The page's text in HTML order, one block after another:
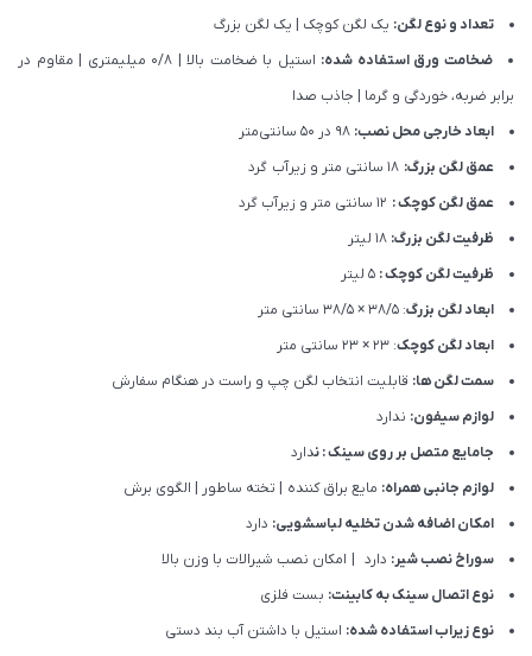
تعداد و نوع لگن: یک لگن کوچک | یک لگن بزرگ
ضخامت ورق استفاده شده:
استیل با ضخامت بالا | 0/8 میلیمتری | مقاوم در
برابر ضربه، خوردگی و گرما | جاذب صدا
ابعاد خارجی محل نصب:
عمق لگن بزرگ:
عمق لگن کوچک :
ظرفیت لگن بزرگ:
ظرفیت لگن کوچک :
ابعاد لگن بزرگ: 38/5 × 38/5 سانتی متر
ابعاد لگن کوچک: 23 × 23 سانتی متر
سمت لگن ها: قابلیت انتخاب لگن چپ و راست در هنگام سفارش
لوازم سیفون: ندارد
جامایع متصل بر روی سینک : ندارد
لوازم جانبی همراه: مایع براق کننده | تخته ساطور | الگوی برش
امکان اضافه شدن تخلیه لباسشویی: دارد
سوراخ نصب شیر: دارد | امکان نصب شیرالات با وزن بالا
نوع اتصال سینک به کابینت: بست فلزی
نوع زیراب استفاده شده: استیل با داشتن آب بند دستی